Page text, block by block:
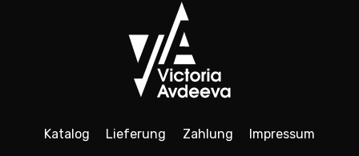
Katalog Lieferung Zahlung Impressum